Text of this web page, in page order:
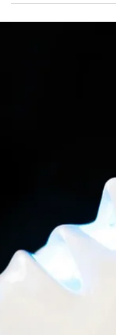
Sécheresse, perte de
marquées, teint terne…